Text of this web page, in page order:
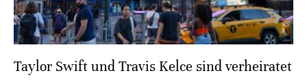
Taylor Swift und Travis Kelce sind verheiratet